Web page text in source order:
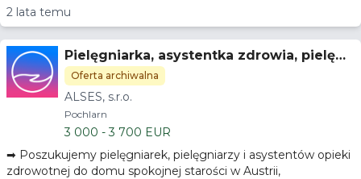
2 lata temu
Pielęgniarka, asystentka zdrowia, pielęgn
iarka praktykująca Pőchlarn, Austria
Oferta archiwalna
ALSES, s.r.o.
Pochlarn
3 000 - 3 700 EUR
➡ Poszukujemy pielęgniarek, pielęgniarzy i asystentów opieki
zdrowotnej do domu spokojnej starości w Austrii,